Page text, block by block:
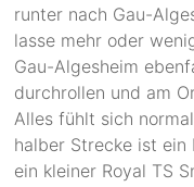
runter nach Gau-
lasse mehr oder
Gau-Algesheim
durchrollen und am
Alles fühlt sich
halber Strecke ist ein
ein kleiner Royal TS